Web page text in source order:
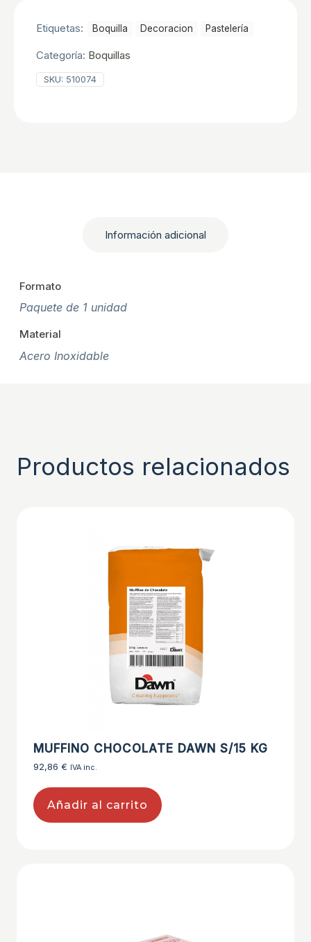
Etiquetas: Boquilla Decoracion Pastelerí­a
Categoría: Boquillas
SKU: 510074
Información adicional
Formato
Paquete de 1 unidad
Material
Acero Inoxidable
Productos relacionados
MUFFINO CHOCOLATE DAWN S/15 KG
92,86 € IVA inc.
Añadir al carrito